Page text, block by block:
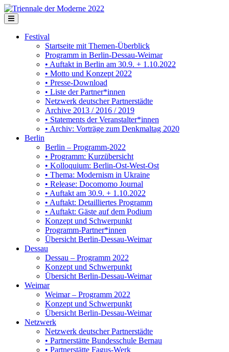
Festival
Startseite mit Themen-Überblick
Programm in Berlin-Dessau-Weimar
• Auftakt in Berlin am 30.9. + 1.10.2022
• Motto und Konzept 2022
• Presse-Download
• Liste der Partner*innen
Netzwerk deutscher Partnerstädte
Archive 2013 / 2016 / 2019
• Statements der Veranstalter*innen
• Archiv: Vorträge zum Denkmaltag 2020
Berlin
Berlin – Programm-2022
• Programm: Kurzübersicht
• Kolloquium: Berlin-Ost-West-Ost
• Thema: Modernism in Ukraine
• Release: Docomomo Journal
• Auftakt am 30.9. + 1.10.2022
• Auftakt: Detailliertes Programm
• Auftakt: Gäste auf dem Podium
Konzept und Schwerpunkt
Programm-Partner*innen
Übersicht Berlin-Dessau-Weimar
Dessau
Dessau – Programm 2022
Konzept und Schwerpunkt
Übersicht Berlin-Dessau-Weimar
Weimar
Weimar – Programm 2022
Konzept und Schwerpunkt
Übersicht Berlin-Dessau-Weimar
Netzwerk
Netzwerk deutscher Partnerstädte
• Partnerstätte Bundesschule Bernau
• Partnerstätte Fagus-Werk